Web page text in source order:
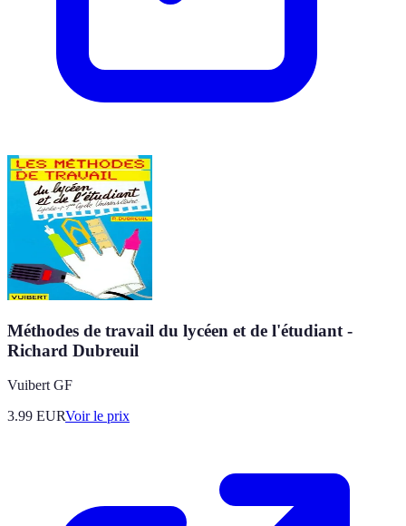
Méthodes de travail du lycéen et de l'étudiant -
Richard Dubreuil
Vuibert GF
3.99 EURVoir le prix